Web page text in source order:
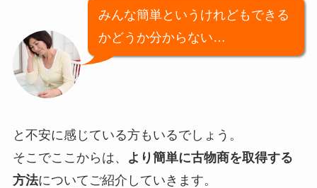
みんな簡単というけれどもできる
かどうか分からない…
と不安に感じている方もいるでしょう。
そこでここからは、
より簡単に古物商を取得する
方法についてご紹介していきます。